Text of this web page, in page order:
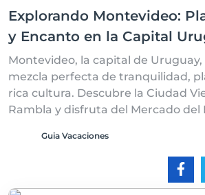
Explorando Montevideo:
y Encanto en la Capital
Montevideo, la capital de
mezcla perfecta de tranquilidad,
rica cultura. Descubre la Ciudad
Rambla y disfruta del Mercado del
Guia Vacaciones